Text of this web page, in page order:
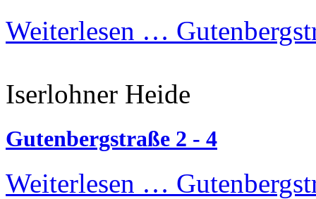
Weiterlesen …
Iserlohner Heide
Gutenbergstraße 2 - 4
Weiterlesen …